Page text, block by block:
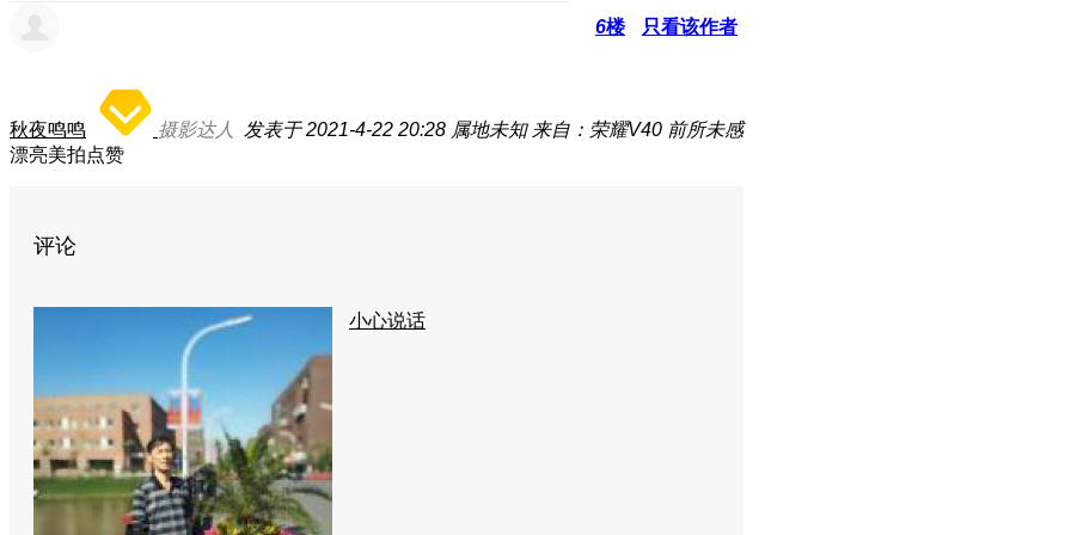
6楼 只看该作者
秋夜鸣鸣 摄影达人 发表于 2021-4-22 20:28 属地未知 来自：荣耀V40 前所未感
漂亮美拍点赞
评论
小心说话